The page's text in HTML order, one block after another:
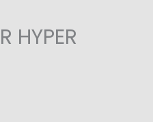
HYPER